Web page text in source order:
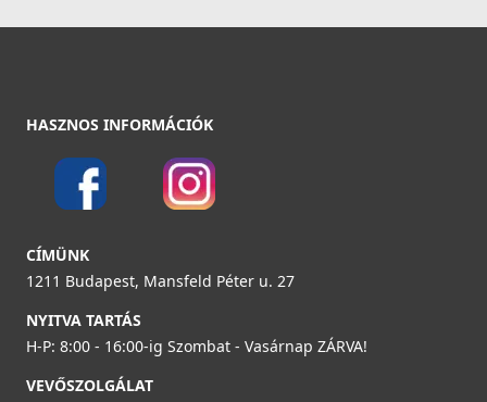
ELLECI - Csaptelep Eclipse - Fekete
MOKECLBK
219 990 Ft
mosogatókhoz - fekete
HASZNOS INFORMÁCIÓK
CÍMÜNK
1211 Budapest, Mansfeld Péter u. 27
NYITVA TARTÁS
H-P: 8:00 - 16:00-ig Szombat - Vasárnap ZÁRVA!
VEVŐSZOLGÁLAT